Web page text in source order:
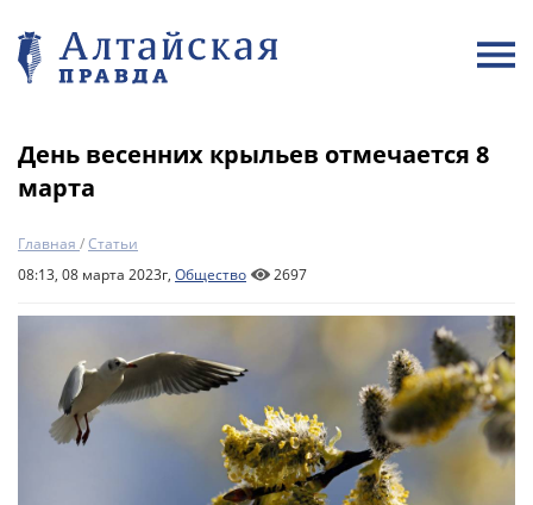
День весенних крыльев отмечается 8
марта
Главная /Статьи
08:13, 08 марта 2023г, Общество 2697